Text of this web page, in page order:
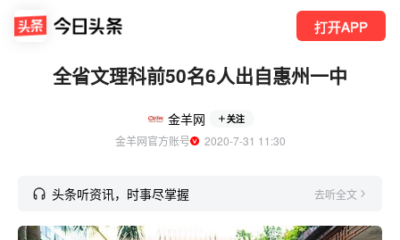
打开APP
全省文理科前50名6人出自惠州一中
金羊网 关注
金羊网官方账号
  2020-7-31 11:30
头条听资讯，时事尽掌握 去听全文